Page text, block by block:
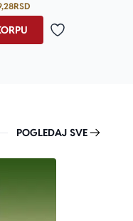
RSD
Dodaj u
POGLEDAJ SVE